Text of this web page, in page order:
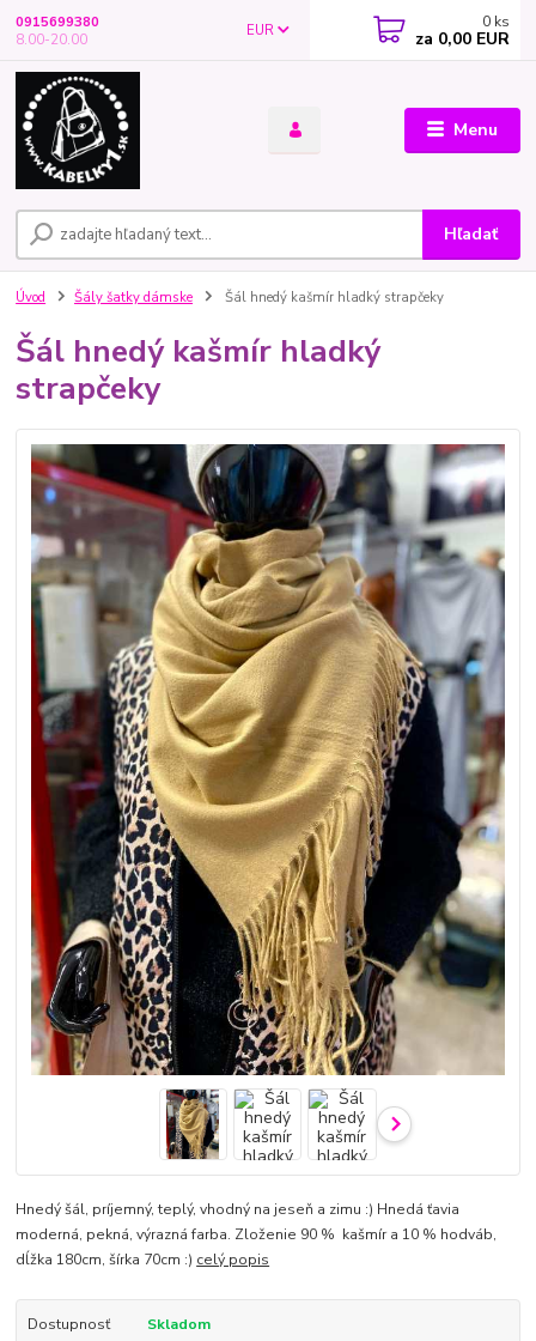
Menu
EUR
Hľadať
0915699380
8.00-20.00
0 ks
za 0,00 EUR
Úvod Šály šatky dámske Šál hnedý kašmír hladký strapčeky
Šál hnedý kašmír hladký
strapčeky
Hnedý šál, príjemný, teplý, vhodný na jeseň a zimu :) Hnedá ťavia
moderná, pekná, výrazná farba. Zloženie 90 % kašmír a 10 % hodváb,
dĺžka 180cm, šírka 70cm :) celý popis
Dostupnosť Skladom